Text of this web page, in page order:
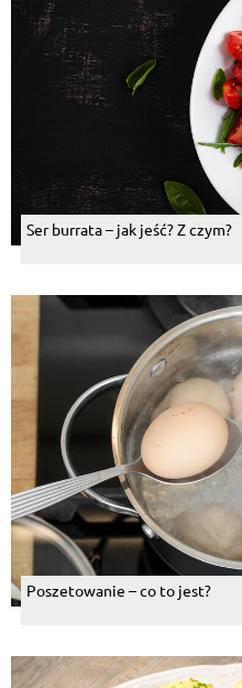
Ser burrata – jak jeść? Z czym?
Poszetowanie – co to jest?